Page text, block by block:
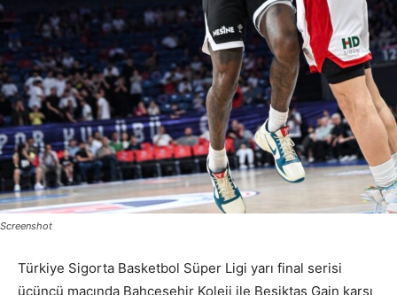
Screenshot
Türkiye Sigorta Basketbol Süper Ligi yarı final serisi
üçüncü maçında Bahçeşehir Koleji ile Beşiktaş Gain karşı